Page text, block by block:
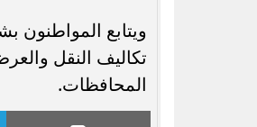
ويتابع المواطنون
تكاليف النقل
المحافظات.